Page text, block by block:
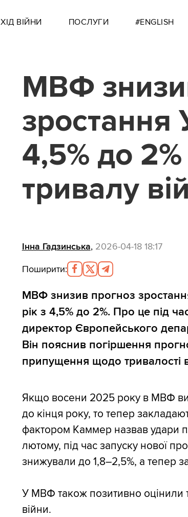
ХІД ВІЙНИ ПОСЛУГИ #ENGLISH
МВФ
зростання
4,5% до
тривалу
Інна Гадзинська, 2026-04-18 18:17
Поширити:
МВФ знизив прогноз
рік з 4,5% до 2%. Про це під
директор Європейського
Він пояснив погіршення
припущення щодо тривалості
Якщо восени 2025 року в МВФ
до кінця року, то тепер
фактором Каммер назвав удари
лютому, під час запуску нової
знижували до 1,8–2,5%, а тепер
У МВФ також позитивно оцінили
війни.